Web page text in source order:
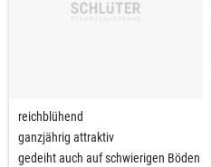
reichblühend
ganzjährig attraktiv
gedeiht auch auf schwierigen Böden